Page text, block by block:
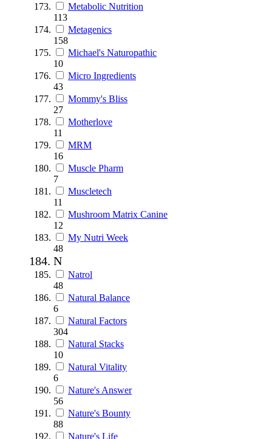
Metabolic Nutrition
113
Metagenics
158
Michael's Naturopathic
10
Micro Ingredients
43
Mommy's Bliss
27
Motherlove
11
MRM
16
Muscle Pharm
7
Muscletech
11
Mushroom Matrix Canine
12
My Nutri Week
48
N
Natrol
48
Natural Balance
6
Natural Factors
304
Natural Stacks
10
Natural Vitality
6
Nature's Answer
56
Nature's Bounty
88
Nature's Life